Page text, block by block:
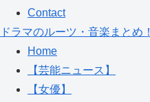
Contact
ドラマのルーツ・音楽まとめ！
Home
【芸能ニュース】
【女優】